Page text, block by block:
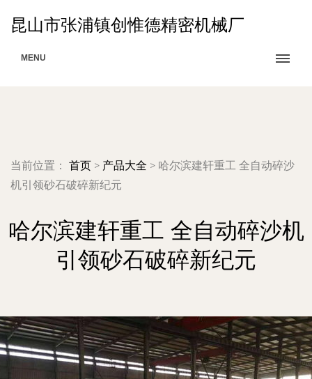
昆山市张浦镇创惟德精密机械厂
MENU
当前位置： 首页 > 产品大全 > 哈尔滨建轩重工 全自动碎沙
机引领砂石破碎新纪元
哈尔滨建轩重工 全自动碎沙机
引领砂石破碎新纪元